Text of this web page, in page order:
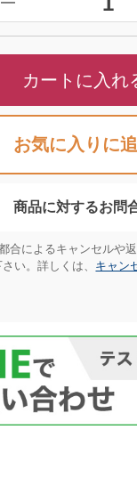
━
カートに入れ
お気に入りに
商品に対するお問
合によるキャンセルや
い。詳しくは、 キャン